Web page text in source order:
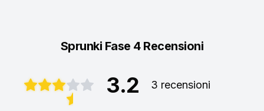
Sprunki Fase 4 Recensioni
3.2 3 recensioni